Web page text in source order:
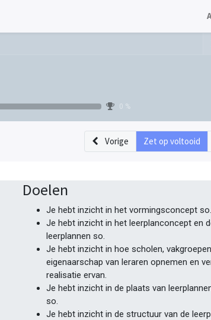
0 %
Vorige Zet op voltooid
Doelen
Je hebt inzicht in het vormingsconcept so.
Je hebt inzicht in het leerplanconcept en
leerplannen so.
Je hebt inzicht in hoe scholen,
eigenaarschap van leraren opnemen en
realisatie ervan.
Je hebt inzicht in de plaats van
so.
Je hebt inzicht in de structuur van de